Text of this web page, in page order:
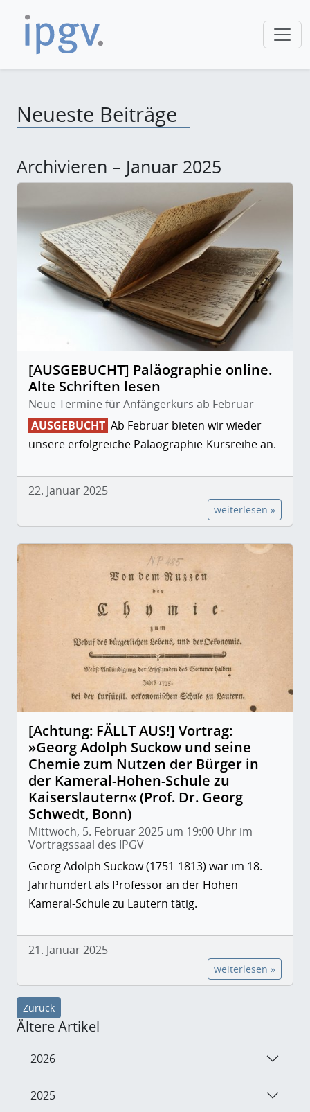
Neueste Beiträge
Archivieren – Januar 2025
[AUSGEBUCHT] Paläographie online.
Alte Schriften lesen
Neue Termine für Anfängerkurs ab Februar
AUSGEBUCHT Ab Februar bieten wir wieder
unsere erfolgreiche Paläographie-Kursreihe an.
22. Januar 2025
weiterlesen »
[Achtung: FÄLLT AUS!] Vortrag:
»Georg Adolph Suckow und seine
Chemie zum Nutzen der Bürger in
der Kameral-Hohen-Schule zu
Kaiserslautern« (Prof. Dr. Georg
Schwedt, Bonn)
Mittwoch, 5. Februar 2025 um 19:00 Uhr im
Vortragssaal des IPGV
Georg Adolph Suckow (1751-1813) war im 18.
Jahrhundert als Professor an der Hohen
Kameral-Schule zu Lautern tätig.
21. Januar 2025
weiterlesen »
Zurück
Ältere Artikel
2026
2025